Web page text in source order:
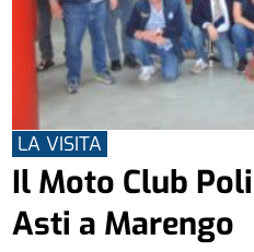
LA VISITA
Il Moto Club
Asti a Marengo